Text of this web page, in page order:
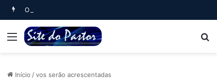
Oração Matinal (Salmo 5)
Menu
Início /vos serão acrescentadas